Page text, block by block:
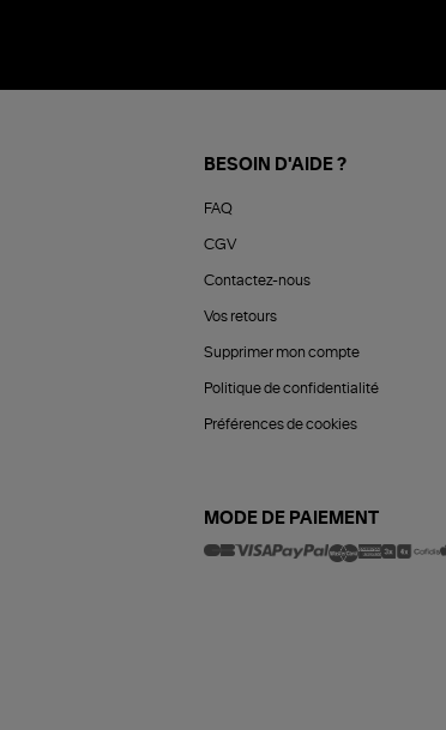
BESOIN D'AIDE ?
FAQ
CGV
Contactez-nous
Vos retours
Supprimer mon compte
Politique de confidentialité
Préférences de cookies
MODE DE PAIEMENT